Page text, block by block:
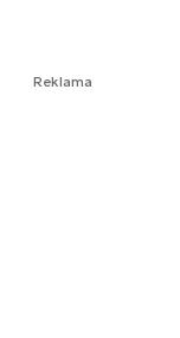
Reklama